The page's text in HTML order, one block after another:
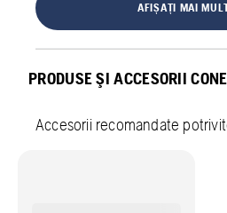
AFIȘAȚI MAI
PRODUSE ŞI ACCESORII
Accesorii recomandate